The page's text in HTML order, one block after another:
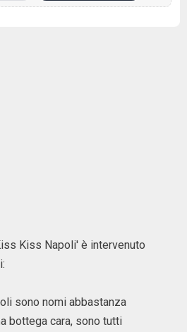
Kiss Napoli' è intervenuto
sono nomi abbastanza
bottega cara, sono tutti